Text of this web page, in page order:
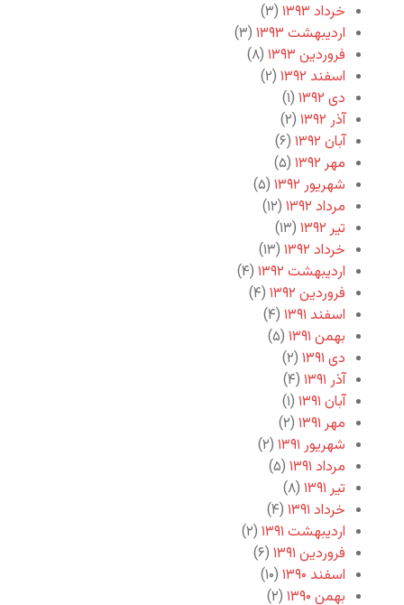
خرداد ۱۳۹۳
(۳)
اردیبهشت ۱۳۹۳
(۳)
فروردین ۱۳۹۳
(۸)
اسفند ۱۳۹۲
(۲)
دی ۱۳۹۲
(۱)
آذر ۱۳۹۲
(۲)
آبان ۱۳۹۲
(۶)
مهر ۱۳۹۲
(۵)
شهریور ۱۳۹۲
(۵)
مرداد ۱۳۹۲
(۱۲)
تیر ۱۳۹۲
(۱۳)
خرداد ۱۳۹۲
(۱۳)
اردیبهشت ۱۳۹۲
(۴)
فروردین ۱۳۹۲
(۴)
اسفند ۱۳۹۱
(۴)
بهمن ۱۳۹۱
(۵)
دی ۱۳۹۱
(۲)
آذر ۱۳۹۱
(۴)
آبان ۱۳۹۱
(۱)
مهر ۱۳۹۱
(۲)
شهریور ۱۳۹۱
(۲)
مرداد ۱۳۹۱
(۵)
تیر ۱۳۹۱
(۸)
خرداد ۱۳۹۱
(۴)
اردیبهشت ۱۳۹۱
(۲)
فروردین ۱۳۹۱
(۶)
اسفند ۱۳۹۰
(۱۰)
بهمن ۱۳۹۰
(۲)